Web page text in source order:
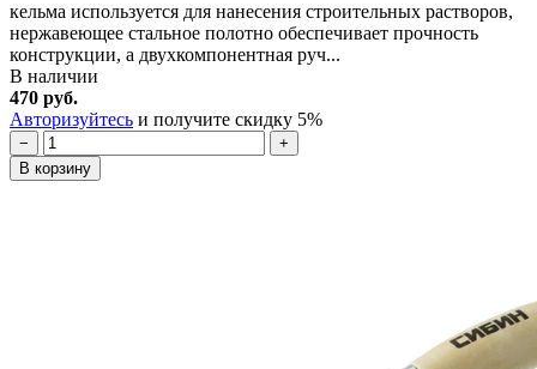
кельма используется для нанесения строительных растворов,
нержавеющее стальное полотно обеспечивает прочность
конструкции, а двухкомпонентная руч...
В наличии
470 руб.
Авторизуйтесь и получите скидку 5%
−
+
В корзину